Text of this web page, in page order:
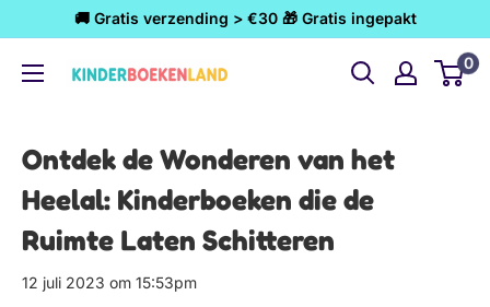
inhoud
🚚 Gratis verzending > €30 🎁 Gratis ingepakt
Kinderboekenland.nl 0
Ontdek de Wonderen van het
Heelal: Kinderboeken die de
Ruimte Laten Schitteren
12 juli 2023 om 15:53pm